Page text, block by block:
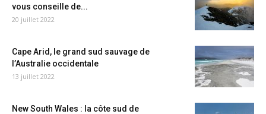
vous conseille de...
20 juillet 2022
Cape Arid, le grand sud sauvage de
l’Australie occidentale
13 juillet 2022
New South Wales : la côte sud de